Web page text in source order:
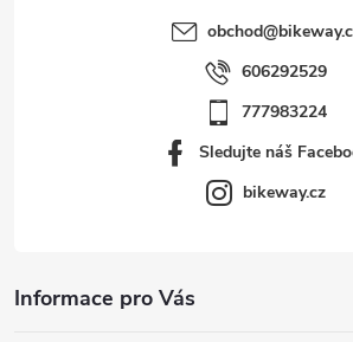
obchod@
606292529
777983224
Sledujte náš
bikeway.cz
Informace pro Vás